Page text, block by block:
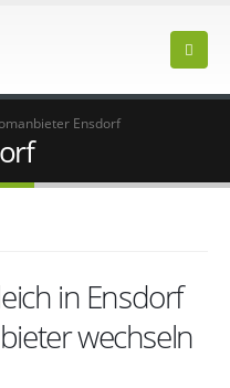
Ensdorf
in Ensdorf
wechseln